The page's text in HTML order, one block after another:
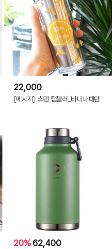
22,000
[메시지] 스텐 텀블러_바나나패턴
20%62,400